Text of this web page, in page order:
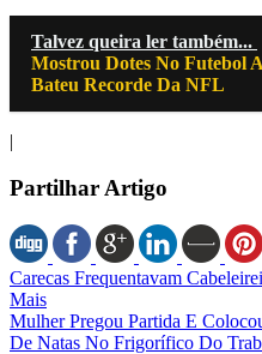
Talvez queira ler também...
Mostrou Dotes No Futebol
Bateu Recorde Da NFL
|
Partilhar Artigo
Carecas Frequentavam
Mais
Mulher Pregou Partida E
De Natas No Frigorífico Do